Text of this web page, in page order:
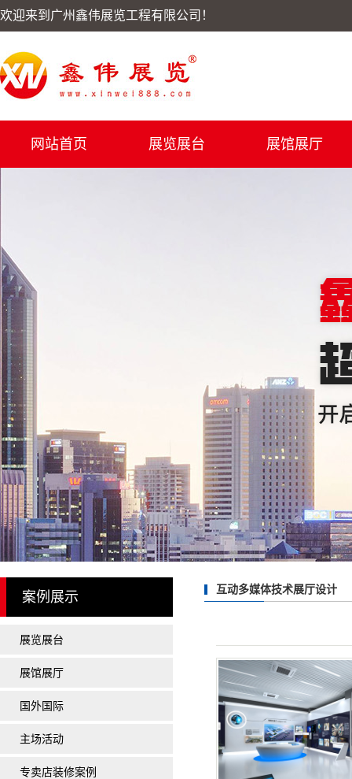
欢迎来到广州鑫伟展览工程有限公司！
网站首页 展览展台
建博会智能锁效果图现
欧式简约风格案例
中国风展会案例
广州国际建筑装饰博览
照明展
茶博会
乐器展
展馆展厅
案例展示
展览展台
展馆展厅
国外国际
主场活动
专卖店装修案例
互动多媒体技术展厅设计